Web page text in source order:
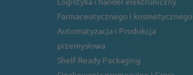
Farmaceutycznego i kosmetycznego
Automatyzacja i Produkcja
przemysłowa
Shelf Ready Packaging